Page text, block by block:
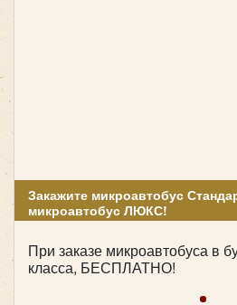
Закажите микроавтобус
микроавтобус ЛЮКС!
При заказе микроавтобуса в
класса, БЕСПЛАТНО!
Тип транспорта и количество
Закрепите модель
Если нужен транспорт для